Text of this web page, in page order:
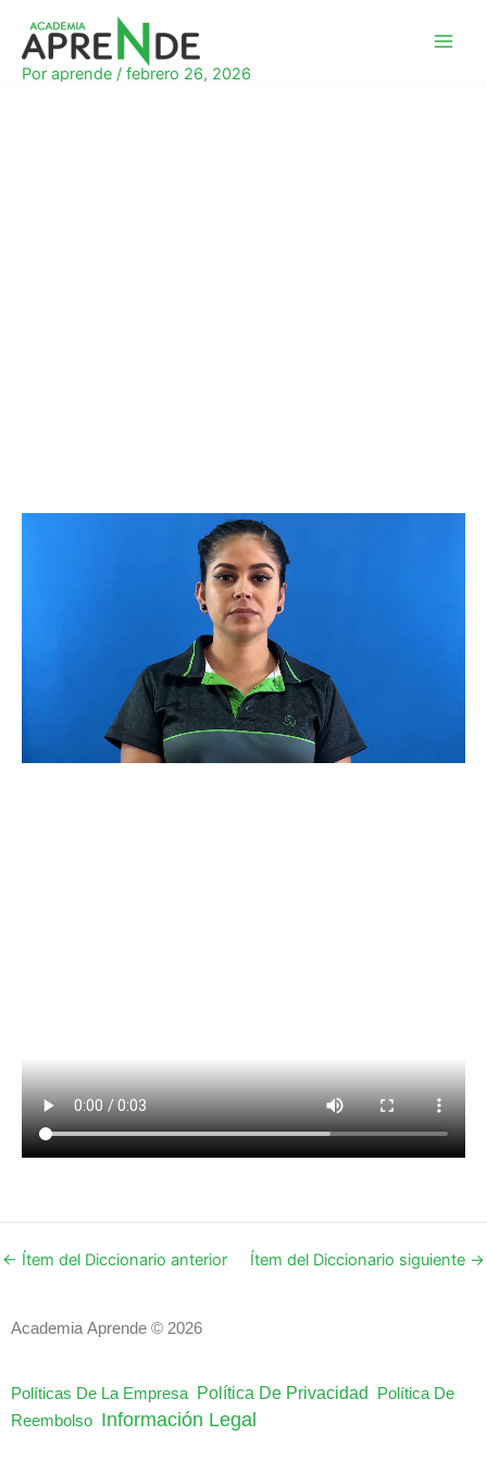
contenido
Por aprende / febrero 26, 2026
← Ítem del Diccionario anterior Ítem del Diccionario siguiente →
Academia Aprende © 2026
Políticas De La Empresa Política De Privacidad
Política De
Reembolso Información Legal